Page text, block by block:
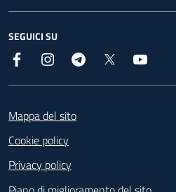
SEGUICI SU
Facebook InstagramTelegram
Mappa del sito
Cookie policy
Privacy policy